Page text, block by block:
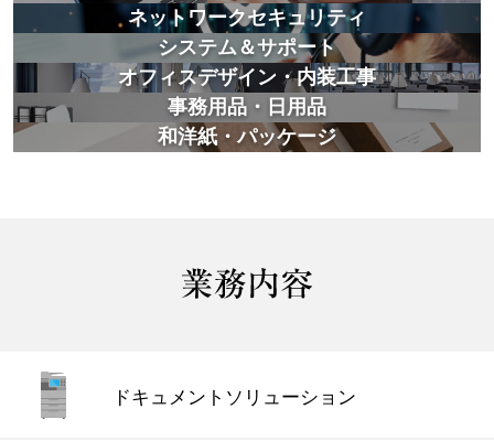
ネットワークセキュリティ
システム＆サポート
オフィスデザイン・内装工事
事務用品・日用品
和洋紙・パッケージ
ドキュメント ソリューション